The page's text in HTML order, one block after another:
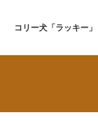
コリー犬「ラッキー」